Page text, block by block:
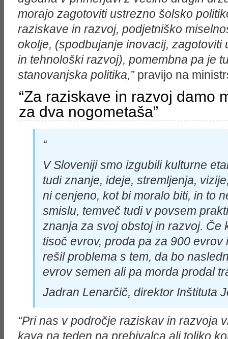
morajo zagotoviti ustrezno šolsko
raziskave in razvoj, podjetniško
okolje, (spodbujanje inovacij, zagotoviti
in tehnološki razvoj), pomembna pa je
stanovanjska politika,”pravijo na
“Za raziskave in razvoj damo
za dva nogometaša”
“
V Sloveniji smo izgubili kulturne
tudi znanje, ideje, stremljenja,
ni cenjeno, kot bi moralo biti, in to
smislu, temveč tudi v povsem
znanja za svoj obstoj in razvoj. Če
tisoč evrov, proda pa za 900 evrov
rešil problema s tem, da bo
evrov semen ali pa morda prodal
Jadran Lenarčič, direktor Inštituta
“Pri nas v področje raziskav in razvoja
kava na teden na prebivalca ali toliko